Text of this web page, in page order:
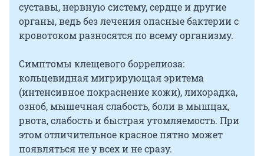
суставы, нервную систему, сердце и другие
органы, ведь без лечения опасные бактерии с
кровотоком разносятся по всему организму.
Симптомы клещевого боррелиоза:
кольцевидная мигрирующая эритема
(интенсивное покраснение кожи), лихорадка,
озноб, мышечная слабость, боли в мышцах,
рвота, слабость и быстрая утомляемость. При
этом отличительное красное пятно может
появляться не у всех и не сразу.